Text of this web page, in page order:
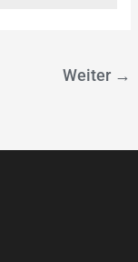
Weiter →